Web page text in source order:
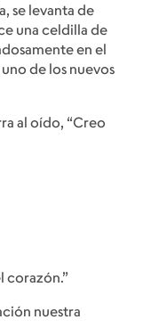
se levanta de
una celdilla de
en el
de los nuevos
al oído, “Creo
corazón.”
nuestra